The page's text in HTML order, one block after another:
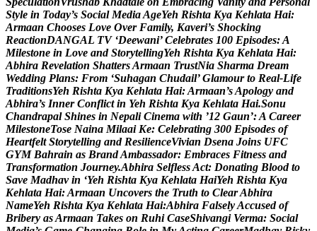
Style in Today’s Social MediaAgeYeh Rishta Kya Kehlata Hai:
Armaan Chooses Love Over Family, Kaveri’s Shocking
ReactionDANGAL TV ‘Deewani’ Celebrates 100 Episodes:A
Milestone in Love and StorytellingYeh Rishta Kya Kehlata Hai:
Abhira Revelation ShattersArmaan TrustNia Sharma Dream
Wedding Plans: From ‘Suhagan Chudail’ Glamour to Real-Life
TraditionsYeh Rishta Kya Kehlata Hai:Armaan’sApology and
Abhira’s Inner Conflict in Yeh Rishta Kya Kehlata Hai.Sonu
Chandrapal Shines in Nepali Cinema with ’12 Gaun’:A Career
MilestoneTose Naina Milaai Ke: Celebrating 300 Episodes of
Heartfelt Storytelling and ResilienceVivian Dsena Joins UFC
GYM Bahrain as BrandAmbassador: Embraces Fitness and
Transformation Journey.Abhira SelflessAct: Donating Blood to
Save Madhav in ‘Yeh Rishta Kya Kehlata HaiYeh Rishta Kya
Kehlata Hai:Armaan Uncovers the Truth to ClearAbhira
NameYeh Rishta Kya Kehlata Hai:Abhira FalselyAccused of
Bribery asArmaan Takes on Ruhi CaseShivangi Verma: Social